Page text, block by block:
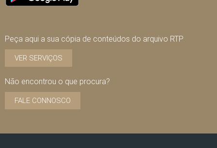
Peça aqui a sua cópia de conteúdos do arquivo RTP
VER SERVIÇOS
Não encontrou o que procura?
FALE CONNOSCO